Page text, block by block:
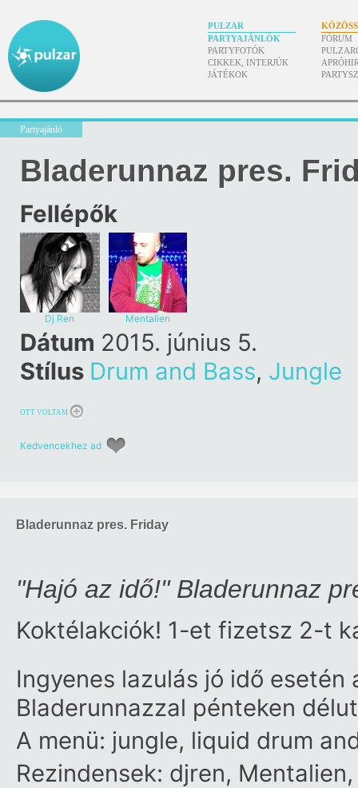
PULZAR
PARTYAJÁNLÓK
PARTYFOTÓK
CIKKEK, INTERJÚK
JÁTÉKOK
FÓRUM
Partyajánló
Bladerunnaz pres.
Fellépők
Dj Ren Mentalien
Dátum 2015. június 5.
Stílus Drum and Bass, Jungle
OTT VOLTAM
Kedvencekhez ad
Bladerunnaz pres. Friday
"Hajó az idő!" Bladerunnaz
Koktélakciók! 1-et fizetsz 2-t
Ingyenes lazulás jó idő
Bladerunnazzal pénteken
A menü: jungle, liquid drum
Rezindensek: djren,